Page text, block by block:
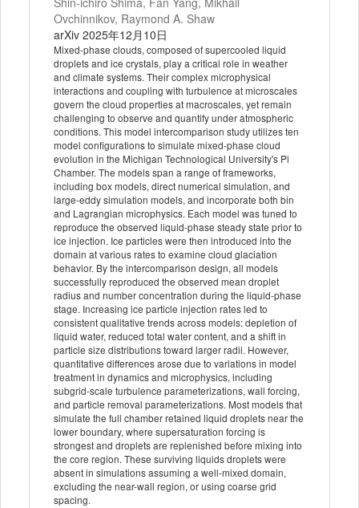
Ovchinnikov, Raymond A. Shaw
arXiv 2025年12月10日
Mixed-phase clouds, composed of supercooled liquid
droplets and ice crystals, play a critical role in weather
and climate systems. Their complex microphysical
interactions and coupling with turbulence at microscales
govern the cloud properties at macroscales, yet remain
challenging to observe and quantify under atmospheric
conditions. This model intercomparison study utilizes ten
model configurations to simulate mixed-phase cloud
evolution in the Michigan Technological University's Pi
Chamber. The models span a range of frameworks,
including box models, direct numerical simulation, and
large-eddy simulation models, and incorporate both bin
and Lagrangian microphysics. Each model was tuned to
reproduce the observed liquid-phase steady state prior to
ice injection. Ice particles were then introduced into the
domain at various rates to examine cloud glaciation
behavior. By the intercomparison design, all models
successfully reproduced the observed mean droplet
radius and number concentration during the liquid-phase
stage. Increasing ice particle injection rates led to
consistent qualitative trends across models: depletion of
liquid water, reduced total water content, and a shift in
particle size distributions toward larger radii. However,
quantitative differences arose due to variations in model
treatment in dynamics and microphysics, including
subgrid-scale turbulence parameterizations, wall forcing,
and particle removal parameterizations. Most models that
simulate the full chamber retained liquid droplets near the
lower boundary, where supersaturation forcing is
strongest and droplets are replenished before mixing into
the core region. These surviving liquids droplets were
absent in simulations assuming a well-mixed domain,
excluding the near-wall region, or using coarse grid
spacing.